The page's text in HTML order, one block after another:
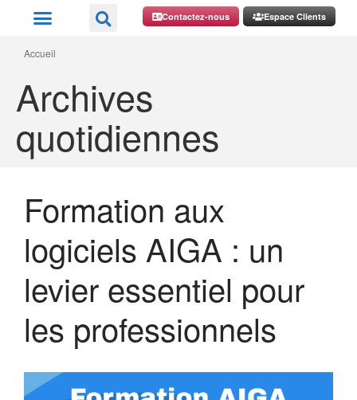
Contactez-nous Espace Clients
Accueil
Archives
quotidiennes
Formation aux
logiciels AIGA : un
levier essentiel pour
les professionnels